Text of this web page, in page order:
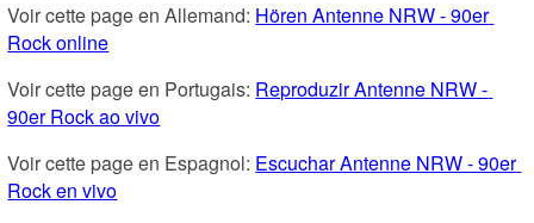
Voir cette page en Allemand: Hören Antenne NRW - 90er
Rock online
Voir cette page en Portugais: Reproduzir Antenne NRW -
90er Rock ao vivo
Voir cette page en Espagnol: Escuchar Antenne NRW - 90er
Rock en vivo